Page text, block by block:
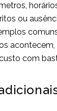
ou
com